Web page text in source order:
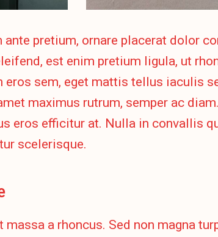
pretium, ornare placerat dolor
est enim pretium ligula, ut
eros sem, eget mattis tellus iaculis
maximus rutrum, semper ac
eros efficitur at. Nulla in convallis
scelerisque.
massa a rhoncus. Sed non magna